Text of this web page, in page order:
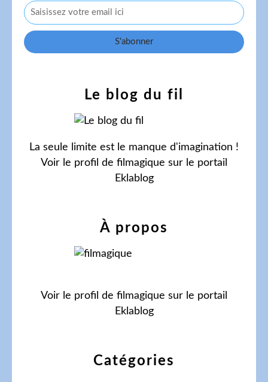
Catégories
Le blog du fil
La seule limite est le manque d'imagination !
Voir le profil de filmagique sur le portail
Eklablog
À propos
Voir le profil de filmagique sur le portail
Eklablog